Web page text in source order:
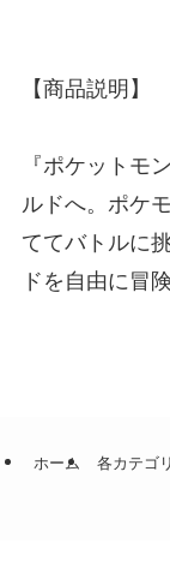
【商品説明】
『ポケットモ
ルドへ。ポケ
ててバトルに
ドを自由に冒
ホーム 各カテゴ